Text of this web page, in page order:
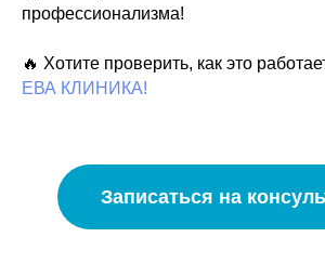
профессионализма!
🔥 Хотите проверить, как это
ЕВА КЛИНИКА!
Записаться на